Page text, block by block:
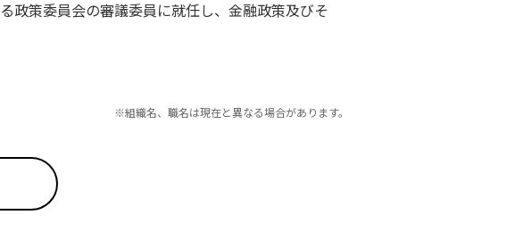
政策委員会の審議委員に就任し、金融政策及びそ
※組織名、職名は現在と異なる場合があります。